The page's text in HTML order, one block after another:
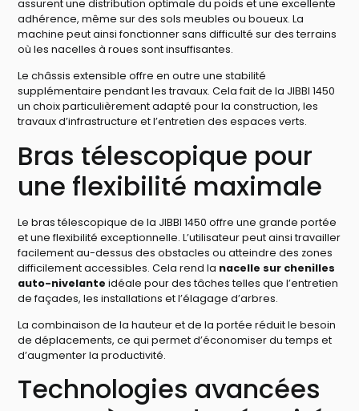
assurent une distribution optimale du poids et une excellente
adhérence, même sur des sols meubles ou boueux. La
machine peut ainsi fonctionner sans difficulté sur des terrains
où les nacelles à roues sont insuffisantes.
Le châssis extensible offre en outre une stabilité
supplémentaire pendant les travaux. Cela fait de la JIBBI 1450
un choix particulièrement adapté pour la construction, les
travaux d’infrastructure et l’entretien des espaces verts.
Bras télescopique pour
une flexibilité maximale
Le bras télescopique de la JIBBI 1450 offre une grande portée
et une flexibilité exceptionnelle. L’utilisateur peut ainsi travailler
facilement au-dessus des obstacles ou atteindre des zones
difficilement accessibles. Cela rend la nacelle sur chenilles
auto-nivelante idéale pour des tâches telles que l’entretien
de façades, les installations et l’élagage d’arbres.
La combinaison de la hauteur et de la portée réduit le besoin
de déplacements, ce qui permet d’économiser du temps et
d’augmenter la productivité.
Technologies avancées